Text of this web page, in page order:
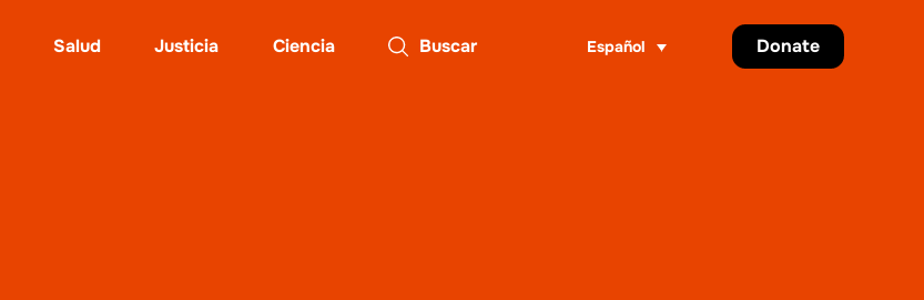
Salud Justicia Ciencia Buscar Español Donate